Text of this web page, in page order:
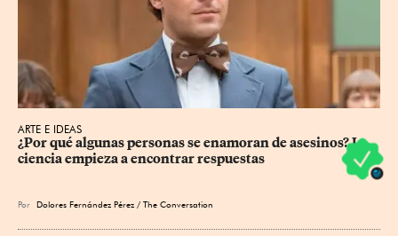
ARTE E IDEAS
¿Por qué algunas personas se enamoran de asesinos? La
ciencia empieza a encontrar respuestas
Por Dolores Fernández Pérez / The Conversation